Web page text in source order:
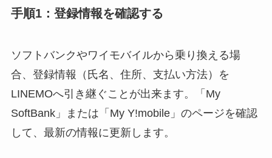
手順1：登録情報を確認する
ソフトバンクやワイモバイルから乗り換える場
合、登録情報（氏名、住所、支払い方法）を
LINEMOへ引き継ぐことが出来ます。「My
SoftBank」または「My Y!mobile」のページを確認
して、最新の情報に更新します。